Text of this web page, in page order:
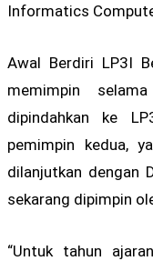
Informatics
Awal Berdiri LP3I
memimpin
dipindahkan ke
pemimpin kedua,
dilanjutkan dengan
sekarang dipimpin
“Untuk tahun